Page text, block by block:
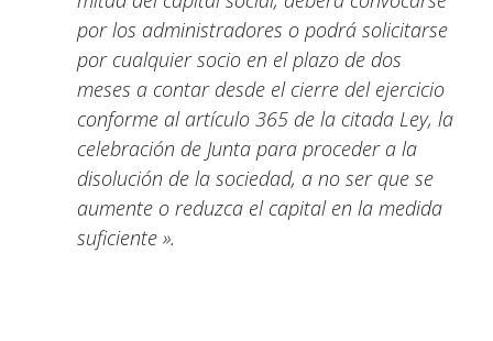
por los administradores o podrá solicitarse
por cualquier socio en el plazo de dos
meses a contar desde el cierre del ejercicio
conforme al artículo 365 de la citada Ley, la
celebración de Junta para proceder a la
disolución de la sociedad, a no ser que se
aumente o reduzca el capital en la medida
suficiente ».